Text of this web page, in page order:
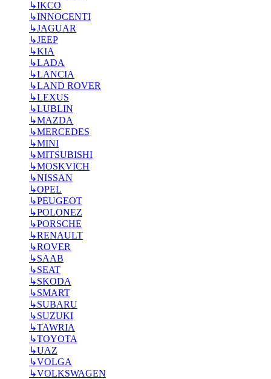
↳IKCO
↳INNOCENTI
↳JAGUAR
↳JEEP
↳KIA
↳LADA
↳LANCIA
↳LAND ROVER
↳LEXUS
↳LUBLIN
↳MAZDA
↳MERCEDES
↳MINI
↳MITSUBISHI
↳MOSKVICH
↳NISSAN
↳OPEL
↳PEUGEOT
↳POLONEZ
↳PORSCHE
↳RENAULT
↳ROVER
↳SAAB
↳SEAT
↳SKODA
↳SMART
↳SUBARU
↳SUZUKI
↳TAWRIA
↳TOYOTA
↳UAZ
↳VOLGA
↳VOLKSWAGEN